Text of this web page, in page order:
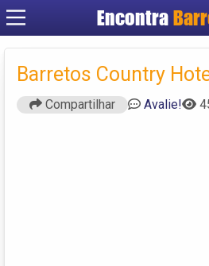
Encontra
Criar
Barretos Country
Compartilhar Avalie!